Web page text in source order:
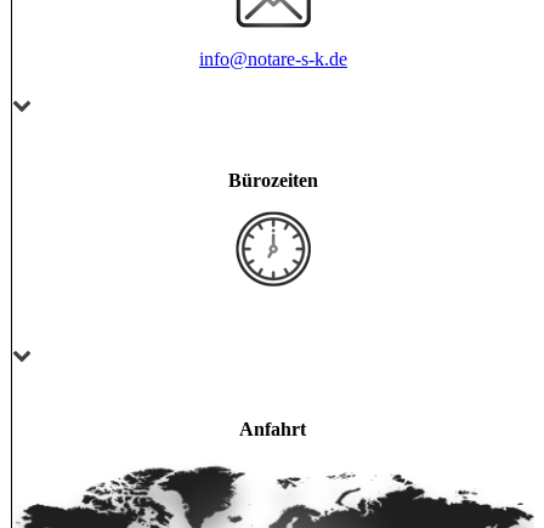
info@notare-s-k.de
Bürozeiten
Anfahrt